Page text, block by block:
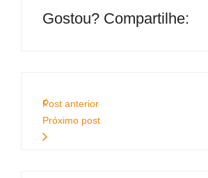
Gostou? Compartilhe:
Post anterior
Próximo post